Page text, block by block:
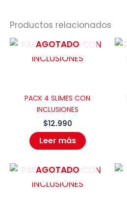
Productos relacionados
AGOTADO
PACK 4 SLIMES CON
INCLUSIONES
$12.990
Leer más
AGOTADO